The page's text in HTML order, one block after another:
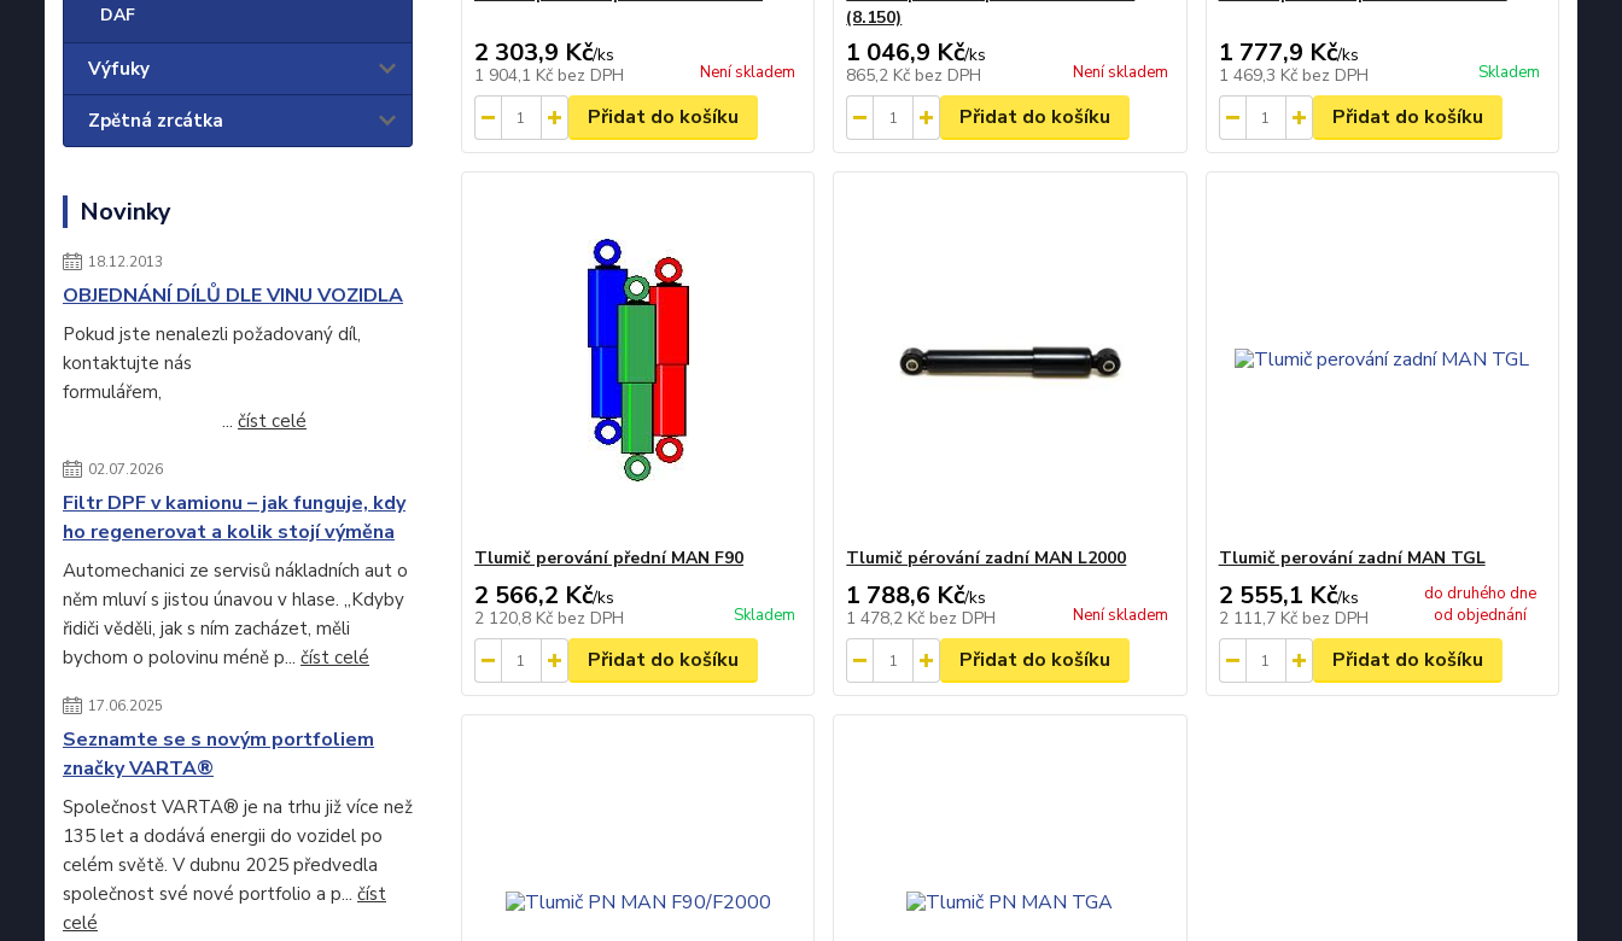
DAF
Výfuky
Zpětná zrcátka
Novinky
18.12.2013
OBJEDNÁNÍ DÍLŮ DLE VINU VOZIDLA
Pokud jste nenalezli požadovaný díl,
kontaktujte nás
formulářem,
... číst celé
02.07.2026
Filtr DPF v kamionu – jak funguje, kdy
ho regenerovat a kolik stojí výměna
Automechanici ze servisů nákladních aut o
něm mluví s jistou únavou v hlase. „Kdyby
řidiči věděli, jak s ním zacházet, měli
bychom o polovinu méně p... číst celé
17.06.2025
Seznamte se s novým portfoliem
značky VARTA®
Společnost VARTA® je na trhu již více než
135 let a dodává energii do vozidel po
celém světě. V dubnu 2025 předvedla
společnost své nové portfolio a p... číst
celé
2 303,9 Kč/ks
1 904,1 Kč bez DPH Není skladem
Přidat do košíku
(8.150)
1 046,9 Kč/ks
865,2 Kč bez DPH Není skladem
Přidat do košíku
1 777,9 Kč/ks
1 469,3 Kč bez DPH Skladem
Přidat do košíku
Tlumič perování přední MAN F90
2 566,2 Kč/ks
2 120,8 Kč bez DPH Skladem
Přidat do košíku
Tlumič pérování zadní MAN L2000
1 788,6 Kč/ks
1 478,2 Kč bez DPH Není skladem
Přidat do košíku
Tlumič perování zadní MAN TGL
2 555,1 Kč/ks
2 111,7 Kč bez DPH
do druhého dne
od objednání
Přidat do košíku